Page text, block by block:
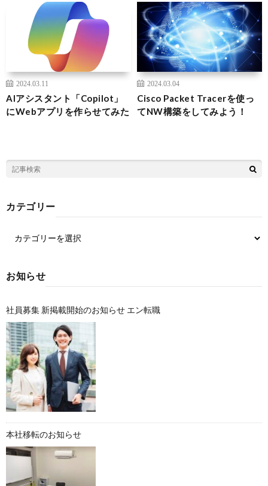
2024.03.11
AIアシスタント「Copilot」
にWebアプリを作らせてみた
2024.03.04
Cisco Packet Tracerを使っ
てNW構築をしてみよう！
カテゴリー
お知らせ
社員募集 新掲載開始のお知らせ エン転職
本社移転のお知らせ